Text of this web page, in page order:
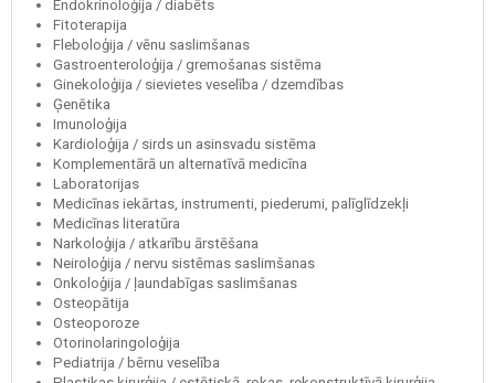
Endokrinoloģija / diabēts
Fitoterapija
Fleboloģija / vēnu saslimšanas
Gastroenteroloģija / gremošanas sistēma
Ginekoloģija / sievietes veselība / dzemdības
Ģenētika
Imunoloģija
Kardioloģija / sirds un asinsvadu sistēma
Komplementārā un alternatīvā medicīna
Laboratorijas
Medicīnas iekārtas, instrumenti, piederumi, palīglīdzekļi
Medicīnas literatūra
Narkoloģija / atkarību ārstēšana
Neiroloģija / nervu sistēmas saslimšanas
Onkoloģija / ļaundabīgas saslimšanas
Osteopātija
Osteoporoze
Otorinolaringoloģija
Pediatrija / bērnu veselība